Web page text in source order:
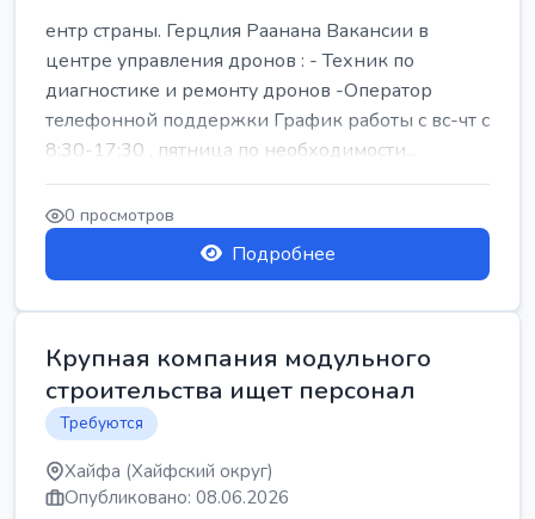
ентр страны. Герцлия Раанана Вакансии в
центре управления дронов : - Техник по
диагностике и ремонту дронов -Оператор
телефонной поддержки График работы с вс-чт с
8:30-17:30 , пятница по необходимости...
0 просмотров
Подробнее
Крупная компания модульного
строительства ищет персонал
Требуются
Хайфа (Хайфский округ)
Опубликовано: 08.06.2026